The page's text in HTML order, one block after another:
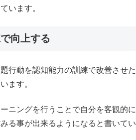
います。
向上する
行動を認知能力の訓練で改善させた
ます。
ニングを行うことで自分を客観的に
る事が出来るようになると書いてい